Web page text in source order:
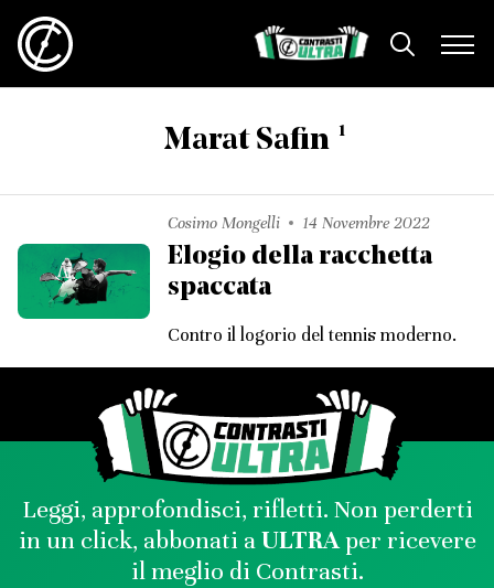
Marat Safin 1
Cosimo Mongelli 14 Novembre 2022
Elogio della racchetta
spaccata
Contro il logorio del tennis moderno.
Leggi, approfondisci, rifletti. Non perderti
in un click, abbonati aULTRAper ricevere
il meglio di Contrasti.